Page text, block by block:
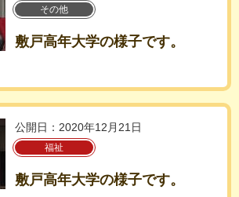
その他
敷戸高年大学の様子です。
公開日：2020年12月21日
福祉
敷戸高年大学の様子です。